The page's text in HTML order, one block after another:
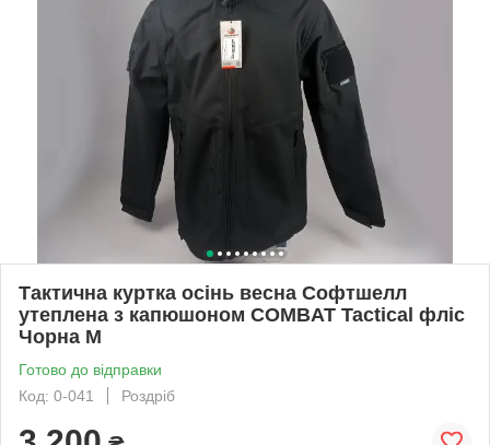
Тактична куртка осінь весна Софтшелл
утеплена з капюшоном COMBAT Tactical фліс
Чорна M
Готово до відправки
Код: 0-041
Роздріб